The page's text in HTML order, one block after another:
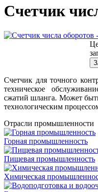
Счетчик
Счетчик для точного
техническое
сжатий шланга. Может
технологическим
Отрасли промышленности
Горная промышленность
Пищевая промышленность
Химическая